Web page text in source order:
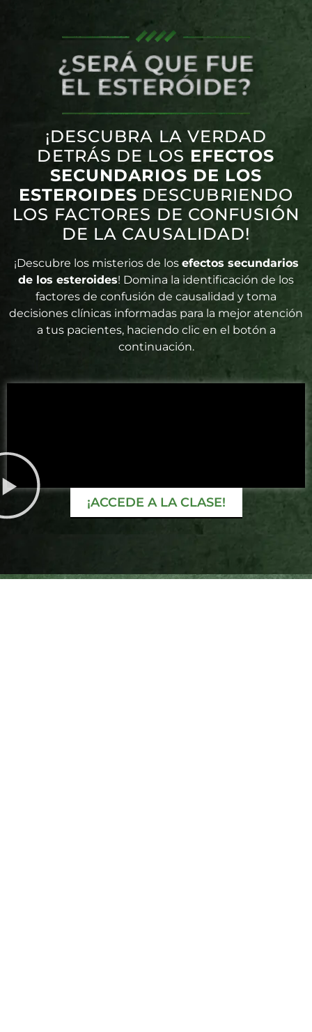
¡DESCUBRA LA VERDAD
DETRÁS DE LOS EFECTOS
SECUNDARIOS DE LOS
ESTEROIDES DESCUBRIENDO
LOS FACTORES DE CONFUSIÓN
DE LA CAUSALIDAD!
¡Descubre los misterios de los efectos secundarios
de los esteroides! Domina la identificación de los
factores de confusión de causalidad y toma
decisiones clínicas informadas para la mejor atención
a tus pacientes, haciendo clic en el botón a
continuación.
¡ACCEDE A LA CLASE!